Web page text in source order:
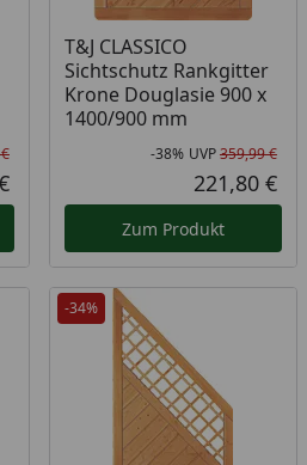
Rabatt in Prozent
Ursprünglicher Preis
Aktueller Preis
T&J CLASSICO
Sichtschutz Rankgitter
Krone Douglasie 900 x
1400/900 mm
-38% UVP359,99 €
221,80 €
Zum Produkt
-34%